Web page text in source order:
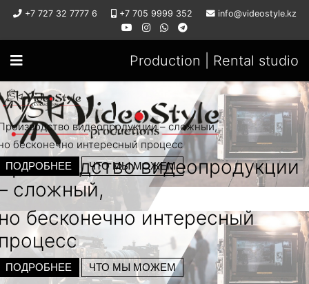
+7 727 32 7777 6 +7 705 9999 352 info@videostyle.kz
Production | Rental studio
видеопродукции
сложный,
бесконечно интересный
ПОДРОБНЕЕ ЧТО МЫ МОЖЕМ
видеопродукции – сложный,
бесконечно интересный процесс
ПОДРОБНЕЕ ЧТО МЫ МОЖЕМ